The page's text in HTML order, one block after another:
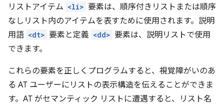
リストアイテム <li> 要素は、順序付きリストまたは順序
なしリスト内のアイテムを表すために使用されます。説明
用語 <dt> 要素と定義 <dd> 要素は、説明リストで使用
できます。
これらの要素を正しくプログラムすると、視覚障がいのあ
る AT ユーザーにリストの表示構造を伝えることができま
す。AT がセマンティック リストに遭遇すると、リスト名